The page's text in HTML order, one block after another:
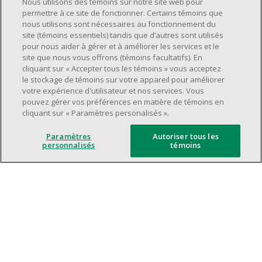
supervision.
Avoir une grande disponibilité (quarts de
travail le jour, le soir, la fin de semaine).
Être capable d'organiser efficacement son
temps et de gérer ses priorités.
Excellentes compétences en matière de
communication et de relations
interpersonnelles.
Avoir du leadership et un bon esprit
d'équipe.
Capacité à effectuer plusieurs tâches à la
permettre à ce site de fonctionner. Certains témoins que
nous utilisons sont nécessaires au fonctionnement du
site (témoins essentiels) tandis que d’autres sont utilisés
pour nous aider à gérer et à améliorer les services et le
site que nous vous offrons (témoins facultatifs). En
cliquant sur « Accepter tous les témoins » vous acceptez
le stockage de témoins sur votre appareil pour améliorer
votre expérience d'utilisateur et nos services. Vous
pouvez gérer vos préférences en matière de témoins en
cliquant sur « Paramètres personalisés ».
Paramètres
personnalisés
Autoriser tous les
témoins